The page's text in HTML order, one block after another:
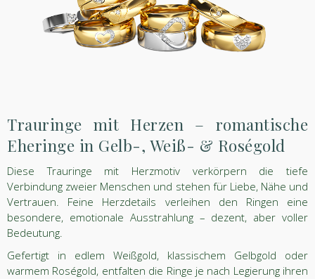
Trauringe mit Herzen – romantische
Eheringe in Gelb-, Weiß- & Roségold
Diese Trauringe mit Herzmotiv verkörpern die tiefe
Verbindung zweier Menschen und stehen für Liebe, Nähe und
Vertrauen. Feine Herzdetails verleihen den Ringen eine
besondere, emotionale Ausstrahlung – dezent, aber voller
Bedeutung.
Gefertigt in edlem Weißgold, klassischem Gelbgold oder
warmem Roségold, entfalten die Ringe je nach Legierung ihren